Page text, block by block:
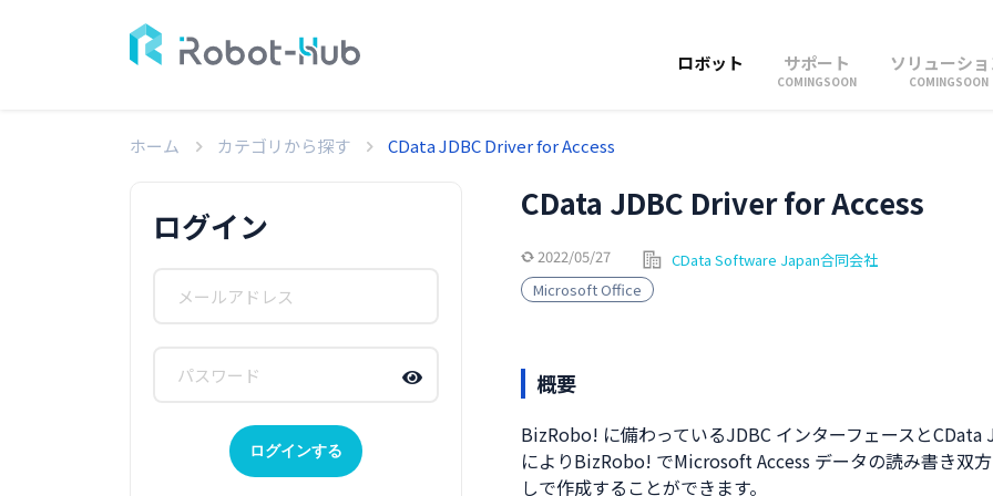
ロボット サポート
COMINGSOON
ソリューシ
COMINGSOON
ホーム カテゴリから探す CData JDBC Driver for Access
CData JDBC Driver for Access
2022/05/27
CData Software Japan合同会社
Microsoft Office
概要
BizRobo! に備わっているJDBC インターフェースと
によりBizRobo! でMicrosoft Access データの読み書き双
しで作成することができます。
ログイン
ログインする